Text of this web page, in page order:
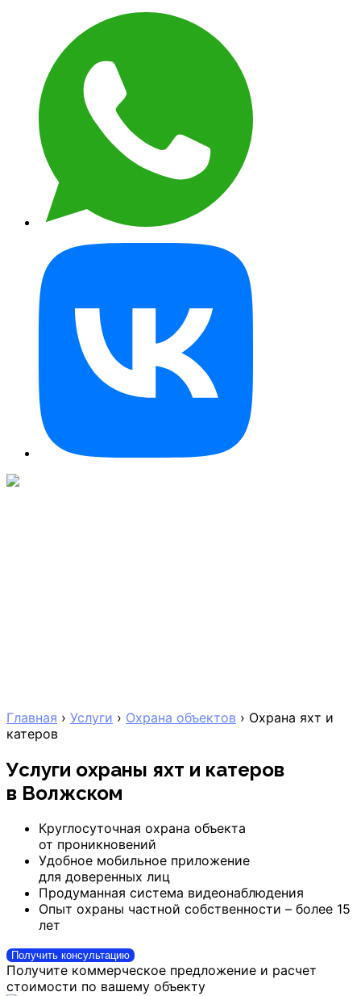
Главная › Услуги › Охрана объектов › Охрана яхт и
катеров
Услуги охраны яхт и катеров
в Волжском
Круглосуточная охрана объекта
от проникновений
Удобное мобильное приложение
для доверенных лиц
Продуманная система видеонаблюдения
Опыт охраны частной собственности – более 15
лет
Получить консультацию
Получите коммерческое предложение и расчет
стоимости по вашему объекту